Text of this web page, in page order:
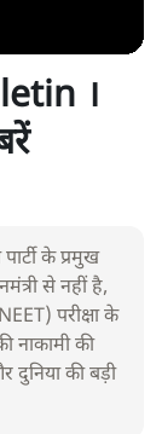
।
के प्रमुख
से नहीं है,
परीक्षा के
नाकामी की
दुनिया की बड़ी